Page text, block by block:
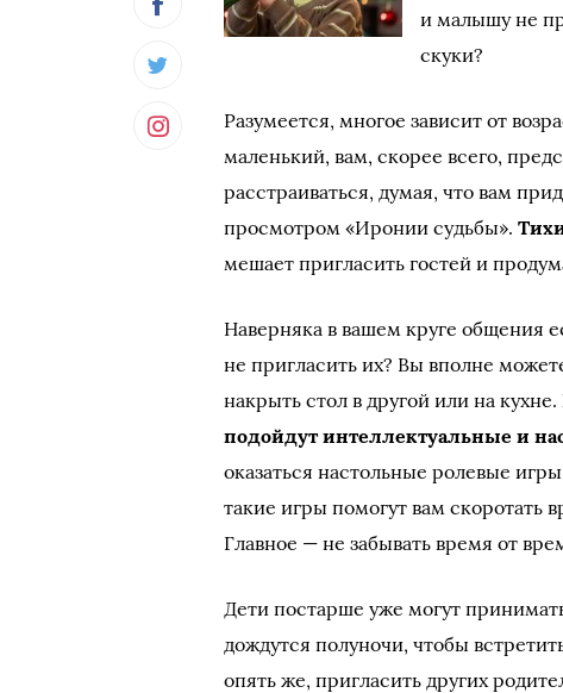
и малышу не
скуки?
Разумеется, многое зависит от
маленький, вам, скорее всего,
расстраиваться, думая, что вам
просмотром «Иронии судьбы».
мешает пригласить гостей и
Наверняка в вашем круге общения
не пригласить их? Вы вполне
накрыть стол в другой или на кухне.
подойдут интеллектуальные и
оказаться настольные ролевые
такие игры помогут вам скоротать
Главное — не забывать время от
Дети постарше уже могут
дождутся полуночи, чтобы
опять же, пригласить других